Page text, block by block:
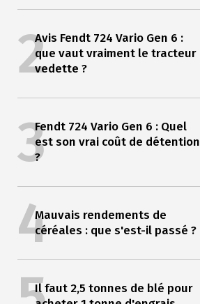
2Avis Fendt 724 Vario Gen 6 :
que vaut vraiment le tracteur
vedette ?
3Fendt 724 Vario Gen 6 : Quel
est son vrai coût de détention
?
4Mauvais rendements de
céréales : que s'est-il passé ?
Il faut 2,5 tonnes de blé pour